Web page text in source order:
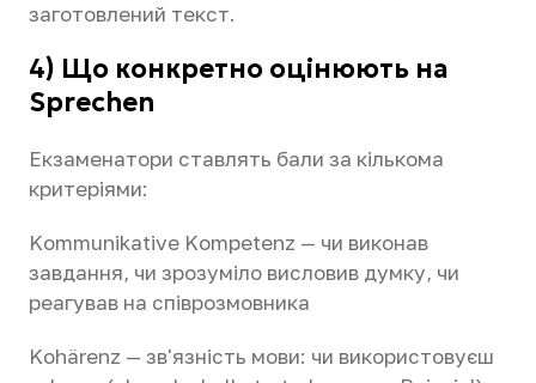
заготовлений текст.
4) Що конкретно оцінюють на
Sprechen
Екзаменатори ставлять бали за кількома
критеріями:
Kommunikative Kompetenz — чи виконав
завдання, чи зрозуміло висловив думку, чи
реагував на співрозмовника
Kohärenz — зв'язність мови: чи використовуєш